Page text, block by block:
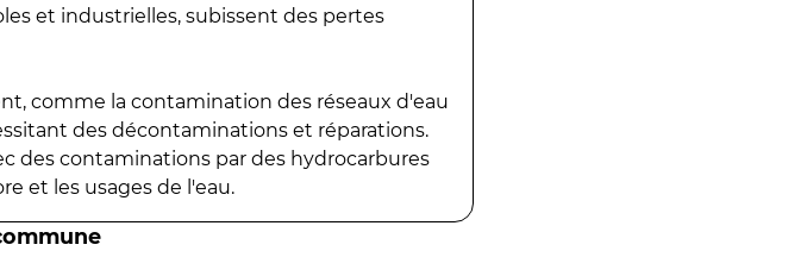
et industrielles, subissent des pertes
comme la contamination des réseaux d'eau
des décontaminations et réparations.
des contaminations par des hydrocarbures
et les usages de l'eau.